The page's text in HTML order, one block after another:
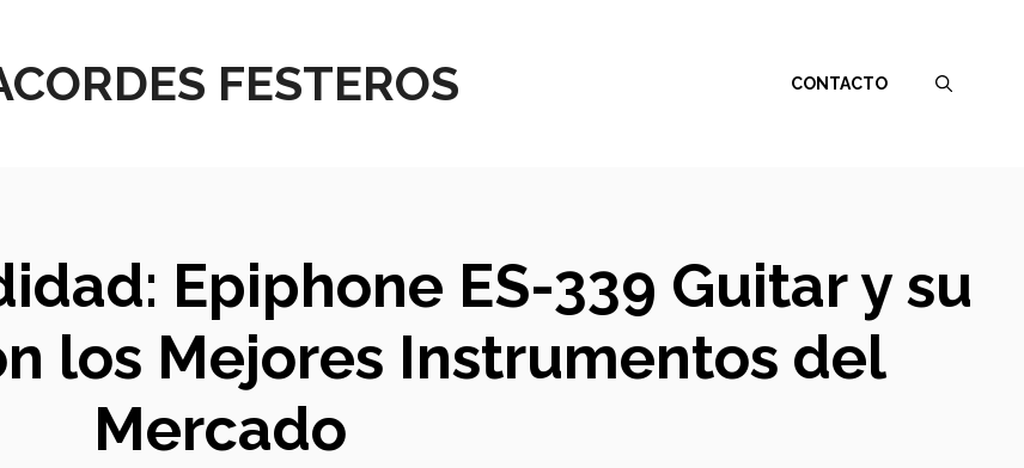
FESTEROS CONTACTO
Epiphone ES-339 Guitar y su
los Mejores Instrumentos del
Mercado